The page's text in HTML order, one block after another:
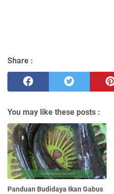
Share :
You may like these posts :
Panduan Budidaya Ikan Gabus